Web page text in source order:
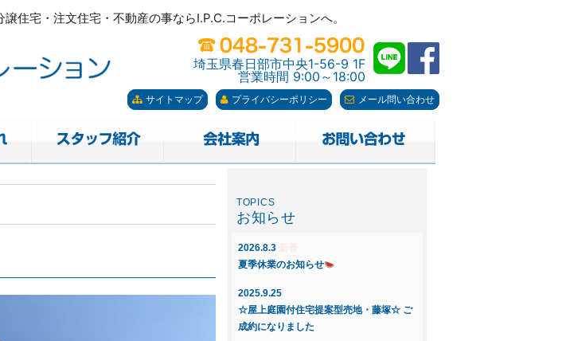
住宅・注文住宅・不動産の事ならI.P.C.コーポレーションへ。
住宅・注文住宅・不動産の事ならI.P.C.コーポレーションへ。
埼玉県春日部市中央1-56-9 1F
営業時間 9:00～18:00
サイトマップ プライバシーポリシー メール問い合わせ
お知らせ
2026.8.3
夏季休業のお知らせ
2025.9.25
☆屋上庭園付住宅提案型売地・藤塚☆ ご
成約になりました